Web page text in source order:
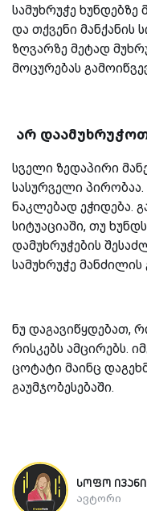
სამუხრუჭე
და თქვენი მანქანის
ზღვარზე მეტად
მოცურებას
არ
სველი ზედაპირი
სასურველი პირობაა.
ნაკლებად ეჭიდება.
სიტუაციაში, თუ
დამუხრუჭების
სამუხრუჭე მანძილის
ნუ დაგავიწყდებათ,
რისკებს ამცირებს.
ცოტატი მაინც
გაუმჯობესებაში.
სოფო
ავტორი